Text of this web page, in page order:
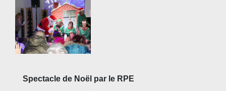
Spectacle de Noël par le RPE